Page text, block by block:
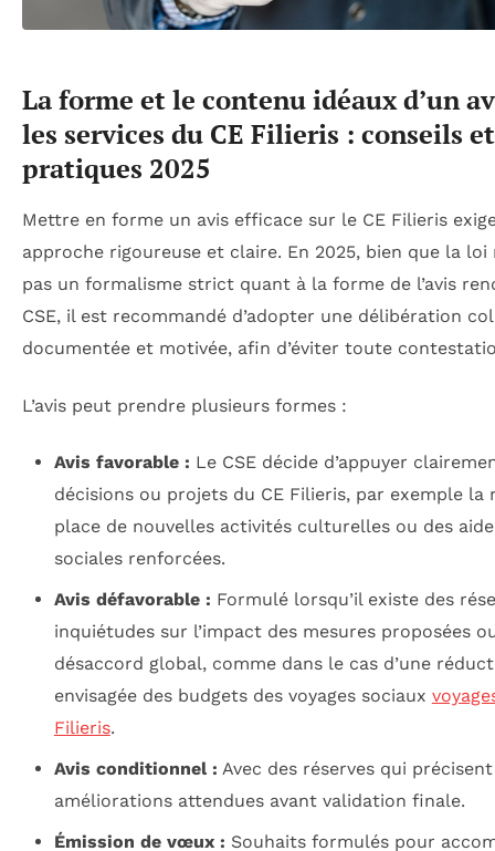
La forme et le contenu idéaux d’un
les services du CE Filieris : conseils et
pratiques 2025
Mettre en forme un avis efficace sur le CE Filieris
approche rigoureuse et claire. En 2025, bien que la loi
pas un formalisme strict quant à la forme de l’avis
CSE, il est recommandé d’adopter une délibération
documentée et motivée, afin d’éviter toute
L’avis peut prendre plusieurs formes :
Avis favorable : Le CSE décide d’appuyer
décisions ou projets du CE Filieris, par exemple la
place de nouvelles activités culturelles ou des
sociales renforcées.
Avis défavorable : Formulé lorsqu’il existe des
inquiétudes sur l’impact des mesures proposées
désaccord global, comme dans le cas d’une
envisagée des budgets des voyages sociaux
Filieris.
Avis conditionnel : Avec des réserves qui
améliorations attendues avant validation finale.
Émission de vœux : Souhaits formulés pour